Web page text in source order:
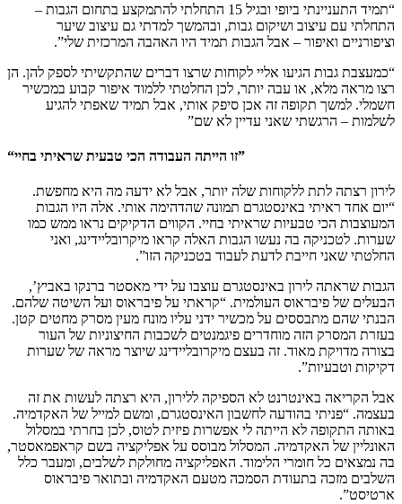
“תמיד התעניינתי ביופי ובגיל 15 התחלתי להתמקצע בתחום הגבות –
התחלתי עם עיצוב ושיקום גבות, ובהמשך למדתי גם עיצוב שיער
וציפורניים ואיפור – אבל הגבות תמיד היו האהבה המרכזית שלי”.
“כמעצבת גבות הגיעו אליי לקוחות שרצו דברים שהתקשיתי לספק להן. הן
רצו מראה מלא, או עבה יותר, לכן החלטתי ללמוד איפור קבוע במכשיר
חשמלי. למשך תקופה זה אכן סיפק אותי, אבל תמיד שאפתי להגיע
לשלמות – הרגשתי שאני עדיין לא שם”
“זו הייתה העבודה הכי טבעית שראיתי בחיי”
לירון רצתה לתת ללקוחות שלה יותר, אבל לא ידעה מה היא מחפשת.
“יום אחד ראיתי באינסטגרם תמונה שהדהימה אותי. אלה היו הגבות
המעוצבות הכי טבעיות שראיתי בחיי. הקווים הדקיקים נראו ממש כמו
שערות. לטכניקה בה נעשו הגבות האלה קראו מיקרובליידינג, ואני
החלטתי שאני חייבת לדעת לעבוד בטכניקה הזו”.
הגבות שראתה לירון באינסטגרם עוצבו על ידי מאסטר ברנקו באביץ’,
הבעלים של פיבראוס העולמית. “קראתי על פיבראוס ועל השיטה שלהם.
הבנתי שהם מתבססים על מכשיר ידני עליו מונח מעין מסרק מחטים קטן.
בעזרת המסרק הזה מוחדרים פיגמנטים לשכבות החיצוניות של העור
בצורה מדויקת מאוד. זה בעצם מיקרובליידינג שיוצר מראה של שערות
דקיקות וטבעיות”.
אבל הקריאה באינטרנט לא הספיקה ללירון, היא רצתה לעשות את זה
בעצמה. “פניתי בהודעה לחשבון האינסטגרם, ומשם למייל של האקדמיה.
באותה התקופה לא הייתה לי אפשרות פיזית לטוס, לכן בחרתי במסלול
האונליין של האקדמיה. המסלול מבוסס על אפליקציה בשם קראפמאסטר,
בה נמצאים כל חומרי הלימוד. האפליקציה מחולקת לשלבים, ומעבר כלל
השלבים מזכה בתעודת הסמכה מטעם האקדמיה ובתואר פיבראוס
ארטיסט”.